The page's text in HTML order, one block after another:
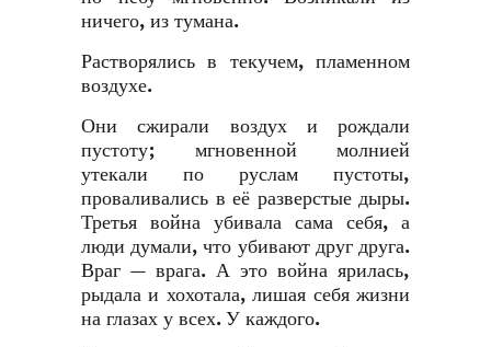
ничего, из тумана.
Растворялись в текучем, пламенном
воздухе.
Они сжирали воздух и рождали
пустоту; мгновенной молнией
утекали по руслам пустоты,
проваливались в её разверстые дыры.
Третья война убивала сама себя, а
люди думали, что убивают друг друга.
Враг — врага. А это война ярилась,
рыдала и хохотала, лишая себя жизни
на глазах у всех. У каждого.